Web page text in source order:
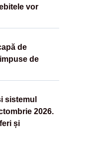
vor
de
de
sistemul
2026.
și